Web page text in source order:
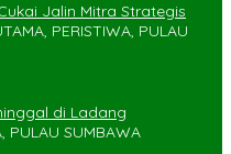
Jalin Mitra Strategis
PERISTIWA, PULAU
di Ladang
PULAU SUMBAWA